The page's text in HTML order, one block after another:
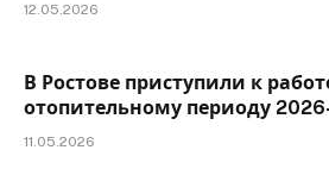
12.05.2026
В Ростове приступили к
отопительному периоду
11.05.2026